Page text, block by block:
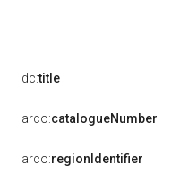
dc:title
arco:catalogueNumber
arco:regionIdentifier